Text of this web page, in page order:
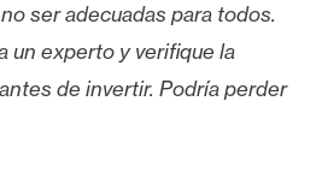
ser adecuadas para todos.
un experto y verifique la
de invertir. Podría perder